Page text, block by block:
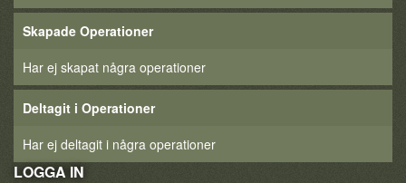
Skapade Operationer
Har ej skapat några operationer
Deltagit i Operationer
Har ej deltagit i några operationer
LOGGA IN